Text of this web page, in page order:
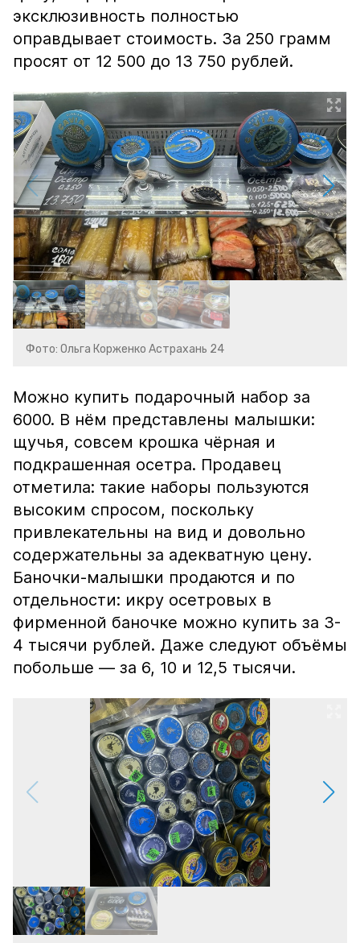
эксклюзивность полностью
оправдывает стоимость. За 250 грамм
просят от 12 500 до 13 750 рублей.
Фото: Ольга Корженко Астрахань 24
Можно купить подарочный набор за
6000. В нём представлены малышки:
щучья, совсем крошка чёрная и
подкрашенная осетра. Продавец
отметила: такие наборы пользуются
высоким спросом, поскольку
привлекательны на вид и довольно
содержательны за адекватную цену.
Баночки-малышки продаются и по
отдельности: икру осетровых в
фирменной баночке можно купить за 3-
4 тысячи рублей. Даже следуют объёмы
побольше — за 6, 10 и 12,5 тысячи.